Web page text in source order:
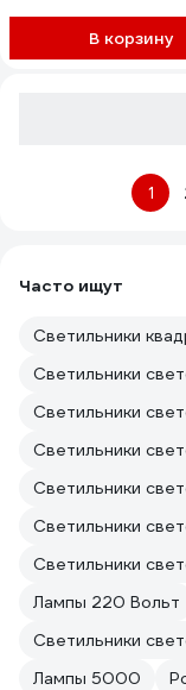
В корзину
1
Часто ищут
Светильники
Светильники
Светильники
Светильники
Светильники
Светильники
Светильники
Лампы 220 Вольт
Светильники
Лампы 5000